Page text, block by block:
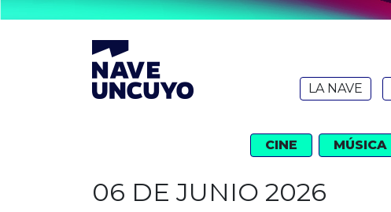
LA NAVE
CINE MÚSICA
06 DE JUNIO 2026